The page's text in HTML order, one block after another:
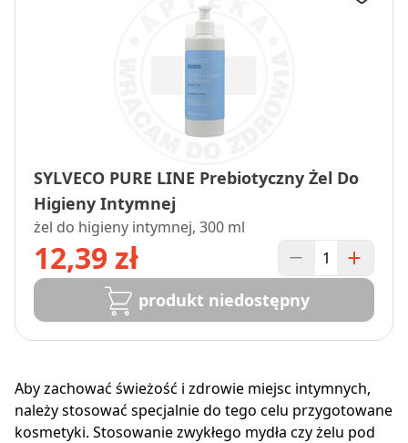
SYLVECO PURE LINE Prebiotyczny Żel Do
Higieny Intymnej
żel do higieny intymnej, 300 ml
12,39 zł
produkt niedostępny
Aby zachować świeżość i zdrowie miejsc intymnych,
należy stosować specjalnie do tego celu przygotowane
kosmetyki. Stosowanie zwykłego mydła czy żelu pod